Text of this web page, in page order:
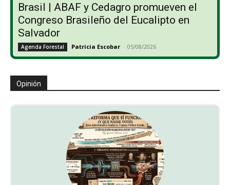
Brasil | ABAF y Cedagro promueven el
Congreso Brasileño del Eucalipto en
Salvador
Agenda Forestal Patricia Escobar - 05/08/2026
Opinión